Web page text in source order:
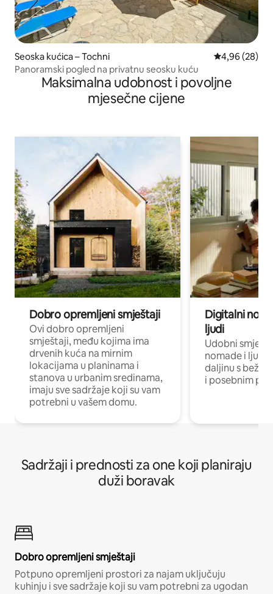
Seoska kućica – Tochni Prosječna
4,96 (28)
Panoramski pogled na privatnu seosku kuću
Maksimalna udobnost i povoljne
mjesečne cijene
Dobro opremljeni smještaji
Ovi dobro opremljeni
smještaji, među kojima ima
drvenih kuća na mirnim
lokacijama u planinama i
stanova u urbanim sredinama,
imaju sve sadržaje koji su vam
potrebni u vašem domu.
Digitalni
ljudi
Udobni
nomade i ljude
daljinu s
i posebnim
Sadržaji i prednosti za one koji planiraju
duži boravak
Dobro opremljeni smještaji
Potpuno opremljeni prostori za najam uključuju
kuhinju i sve sadržaje koji su vam potrebni za ugodan